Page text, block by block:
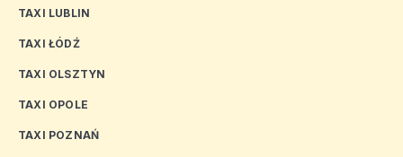
TAXI LUBLIN
TAXI ŁÓDŹ
TAXI OLSZTYN
TAXI OPOLE
TAXI POZNAŃ